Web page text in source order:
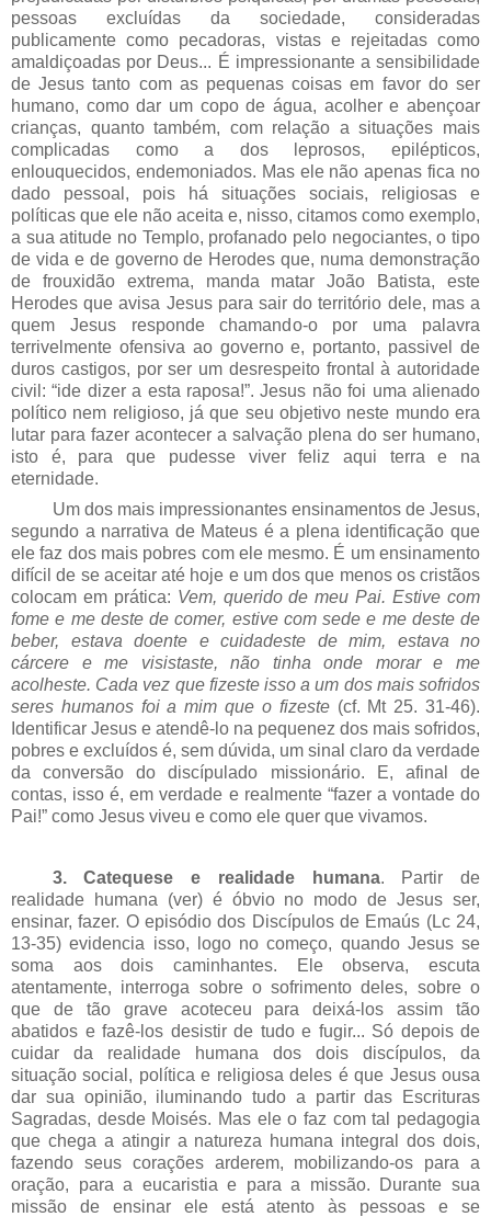
pessoas excluídas da sociedade, consideradas
publicamente como pecadoras, vistas e rejeitadas como
amaldiçoadas por Deus... É impressionante a sensibilidade
de Jesus tanto com as pequenas coisas em favor do ser
humano, como dar um copo de água, acolher e abençoar
crianças, quanto também, com relação a situações mais
complicadas como a dos leprosos, epilépticos,
enlouquecidos, endemoniados. Mas ele não apenas fica no
dado pessoal, pois há situações sociais, religiosas e
políticas que ele não aceita e, nisso, citamos como exemplo,
a sua atitude no Templo, profanado pelo negociantes, o tipo
de vida e de governo de Herodes que, numa demonstração
de frouxidão extrema, manda matar João Batista, este
Herodes que avisa Jesus para sair do território dele, mas a
quem Jesus responde chamando-o por uma palavra
terrivelmente ofensiva ao governo e, portanto, passivel de
duros castigos, por ser um desrespeito frontal à autoridade
civil: “ide dizer a esta raposa!”. Jesus não foi uma alienado
político nem religioso, já que seu objetivo neste mundo era
lutar para fazer acontecer a salvação plena do ser humano,
isto é, para que pudesse viver feliz aqui terra e na
eternidade.
Um dos mais impressionantes ensinamentos de Jesus,
segundo a narrativa de Mateus é a plena identificação que
ele faz dos mais pobres com ele mesmo. É um ensinamento
difícil de se aceitar até hoje e um dos que menos os cristãos
colocam em prática: Vem, querido de meu Pai. Estive com
fome e me deste de comer, estive com sede e me deste de
beber, estava doente e cuidadeste de mim, estava no
cárcere e me visistaste, não tinha onde morar e me
acolheste. Cada vez que fizeste isso a um dos mais sofridos
seres humanos foi a mim que o fizeste(cf. Mt 25. 31-46).
Identificar Jesus e atendê-lo na pequenez dos mais sofridos,
pobres e excluídos é, sem dúvida, um sinal claro da verdade
da conversão do discípulado missionário. E, afinal de
contas, isso é, em verdade e realmente “fazer a vontade do
Pai!” como Jesus viveu e como ele quer que vivamos.
3. Catequese e realidade humana. Partir de
realidade humana (ver) é óbvio no modo de Jesus ser,
ensinar, fazer. O episódio dos Discípulos de Emaús (Lc 24,
13-35) evidencia isso, logo no começo, quando Jesus se
soma aos dois caminhantes. Ele observa, escuta
atentamente, interroga sobre o sofrimento deles, sobre o
que de tão grave acoteceu para deixá-los assim tão
abatidos e fazê-los desistir de tudo e fugir... Só depois de
cuidar da realidade humana dos dois discípulos, da
situação social, política e religiosa deles é que Jesus ousa
dar sua opinião, iluminando tudo a partir das Escrituras
Sagradas, desde Moisés. Mas ele o faz com tal pedagogia
que chega a atingir a natureza humana integral dos dois,
fazendo seus corações arderem, mobilizando-os para a
oração, para a eucaristia e para a missão. Durante sua
missão de ensinar ele está atento às pessoas e se